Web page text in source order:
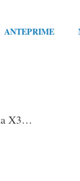
ANTEPRIME
X3…